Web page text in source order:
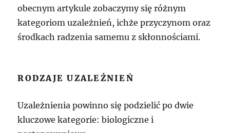
obecnym artykule zobaczymy się różnym
kategoriom uzależnień, ichże przyczynom oraz
środkach radzenia samemu z skłonnościami.
RODZAJE UZALEŻNIEŃ
Uzależnienia powinno się podzielić po dwie
kluczowe kategorie: biologiczne i